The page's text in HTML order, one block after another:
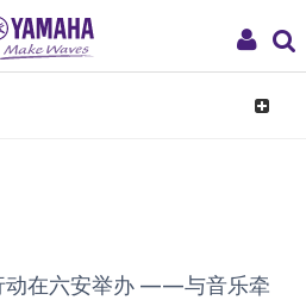
My
Toggle
动在六安举办 ——与音乐牵